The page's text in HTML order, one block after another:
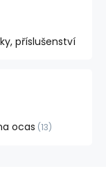
příslušenství
ocas 13